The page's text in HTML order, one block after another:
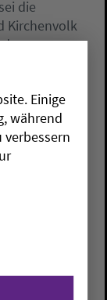
die
Kirchenvolk
der
So
die
nach Basses
schon
in der
durch die
Einige
während
verbessern